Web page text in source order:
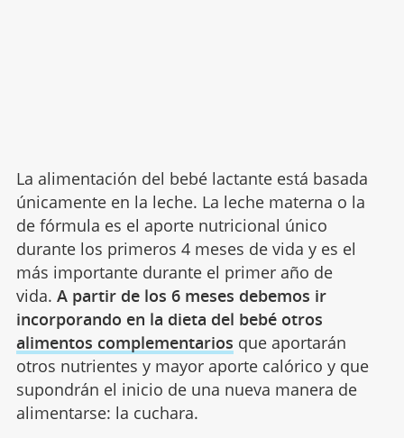
La alimentación del bebé lactante está basada
únicamente en la leche. La leche materna o la
de fórmula es el aporte nutricional único
durante los primeros 4 meses de vida y es el
más importante durante el primer año de
vida. A partir de los 6 meses debemos ir
incorporando en la dieta del bebé otros
alimentos complementarios que aportarán
otros nutrientes y mayor aporte calórico y que
supondrán el inicio de una nueva manera de
alimentarse: la cuchara.